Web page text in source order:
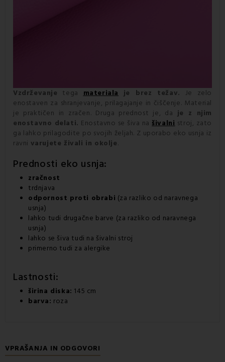
Vzdrževanje tega materiala je brez težav.
Je zelo
enostaven za shranjevanje, prilagajanje in čiščenje. Material
je praktičen in zračen. Druga prednost je, da je z njim
enostavno delati. Enostavno se šiva na šivalni stroj, zato
ga lahko prilagodite po svojih željah. Z uporabo eko usnja iz
ravni varujete živali in okolje.
Prednosti eko usnja:
zračnost
trdnjava
odpornost proti obrabi (za razliko od naravnega
usnja)
lahko tudi drugačne barve (za razliko od naravnega
usnja)
lahko se šiva tudi na šivalni stroj
primerno tudi za alergike
Lastnosti:
širina diska: 145 cm
barva: roza
VPRAŠANJA IN ODGOVORI